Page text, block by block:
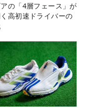
の「4層フェース」が
高初速ドライバーの